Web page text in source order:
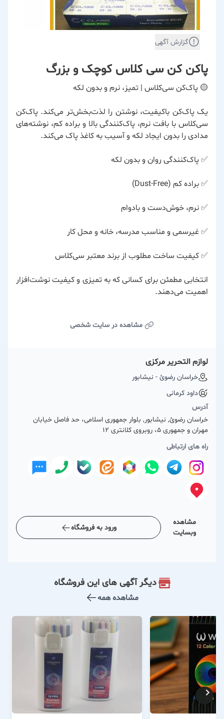
گزارش آگهی
پاکن کن سی کلاس کوچک و بزرگ
🟡 پاک‌کن سی‌کلاس | تمیز، نرم و بدون لکه
یک پاک‌کن باکیفیت، نوشتن را لذت‌بخش‌تر می‌کند. پاک‌کن
سی‌کلاس با بافت نرم، پاک‌کنندگی بالا و براده کم، نوشته‌های
مدادی را بدون ایجاد لکه و آسیب به کاغذ پاک می‌کند.
✅ پاک‌کنندگی روان و بدون لکه
✅ براده کم (Dust-Free)
✅ نرم، خوش‌دست و بادوام
✅ غیرسمی و مناسب مدرسه، خانه و محل کار
✅ کیفیت ساخت مطلوب از برند معتبر سی‌کلاس
انتخابی مطمئن برای کسانی که به تمیزی و کیفیت نوشت‌افزار
اهمیت می‌دهند.
مشاهده در سایت شخصی
لوازم التحریر مرکزی
خراسان رضوئ - نیشابور
داود کرمانی
آدرس
خراسان رضوئ, نیشابور, بلوار جمهوری اسلامی، حد فاصل خیابان
مهران و جمهوری 5، روبروی کلانتری ۱۲
راه های ارتباطی
مشاهده
وبسایت
ورود به فروشگاه
دیگر آگهی های این فروشگاه
مشاهده همه